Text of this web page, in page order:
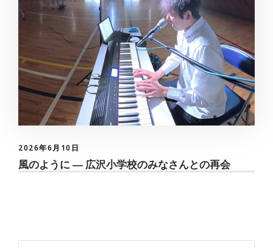
2026年6月10日
風のように ― 広沢小学校のみなさんとの再会